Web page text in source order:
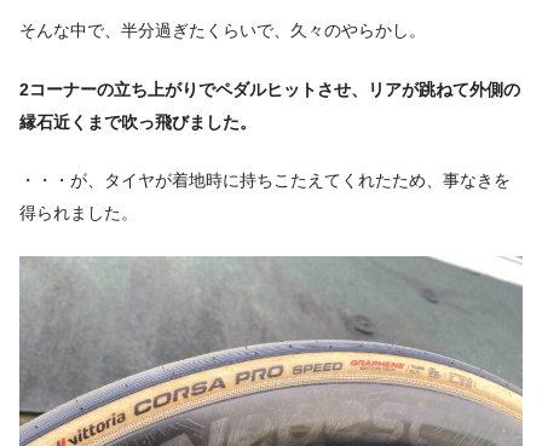
そんな中で、半分過ぎたくらいで、久々のやらかし。
2コーナーの立ち上がりでペダルヒットさせ、リアが跳ねて外側の
縁石近くまで吹っ飛びました。
・・・が、タイヤが着地時に持ちこたえてくれたため、事なきを
得られました。